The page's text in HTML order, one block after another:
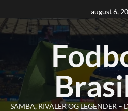
to
content
august 6,
SAMBA, RIVALER OG LEGENDER –